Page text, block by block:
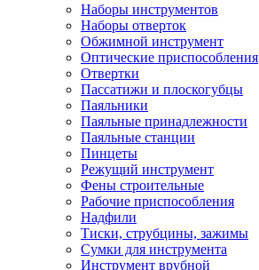
Наборы инструментов
Наборы отверток
Обжимной инструмент
Оптические приспособления
Отвертки
Пассатижи и плоскогубцы
Паяльники
Паяльные принадлежности
Паяльные станции
Пинцеты
Режущий инструмент
Фены строительные
Рабочие приспособления
Надфили
Тиски, струбцины, зажимы
Сумки для инструмента
Инструмент врубной